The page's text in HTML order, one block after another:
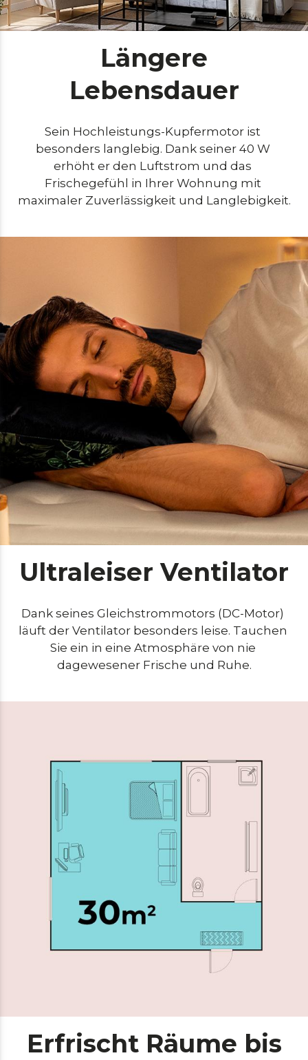
Längere
Lebensdauer
Sein Hochleistungs-Kupfermotor ist
besonders langlebig. Dank seiner 40 W
erhöht er den Luftstrom und das
Frischegefühl in Ihrer Wohnung mit
maximaler Zuverlässigkeit und Langlebigkeit.
Ultraleiser Ventilator
Dank seines Gleichstrommotors (DC-Motor)
läuft der Ventilator besonders leise. Tauchen
Sie ein in eine Atmosphäre von nie
dagewesener Frische und Ruhe.
Erfrischt Räume bis